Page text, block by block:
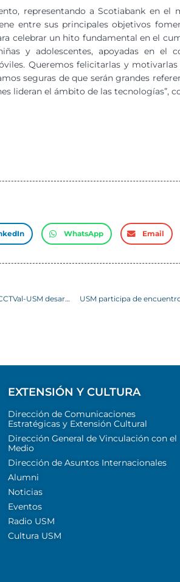
representando a Scotiabank en el
entre sus principales objetivos
celebrar un hito fundamental en el
y adolescentes, apoyadas en el
Queremos felicitarlas y
seguras de que serán grandes
lideran el ámbito de las tecnologías”,
WhatsApp Email
Para hacer frente a sequía investigadores de CCTVal-USM desarrollaron catálogo de soluciones
EXTENSIÓN Y CULTURA
Dirección de Comunicaciones
Estratégicas y Extensión Cultural
Dirección General de Vinculación con el
Medio
Dirección de Asuntos Internacionales
Alumni
Noticias
Eventos
Radio USM
Cultura USM